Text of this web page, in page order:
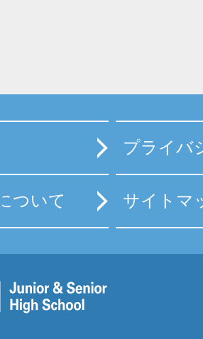
プライバ
ついて サイトマ